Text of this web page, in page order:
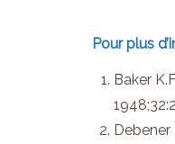
Pour plus
Baker